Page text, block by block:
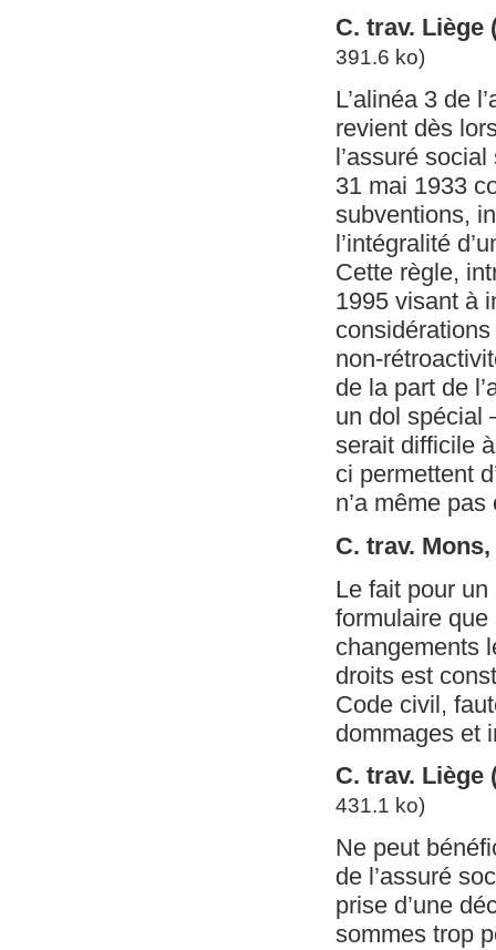
C. trav. Liège
391.6 ko)
L’alinéa 3 de
revient dès
l’assuré
31 mai 1933
subventions,
l’intégralité
Cette règle,
1995 visant à
non-
de la part de
un dol spécial
serait difficile
ci permettent
n’a même
C. trav.
Le fait pour
formulaire
changements
droits est
Code civil,
dommages et
C. trav. Liège
431.1 ko)
Ne peut
de l’assuré
prise d’une
sommes trop